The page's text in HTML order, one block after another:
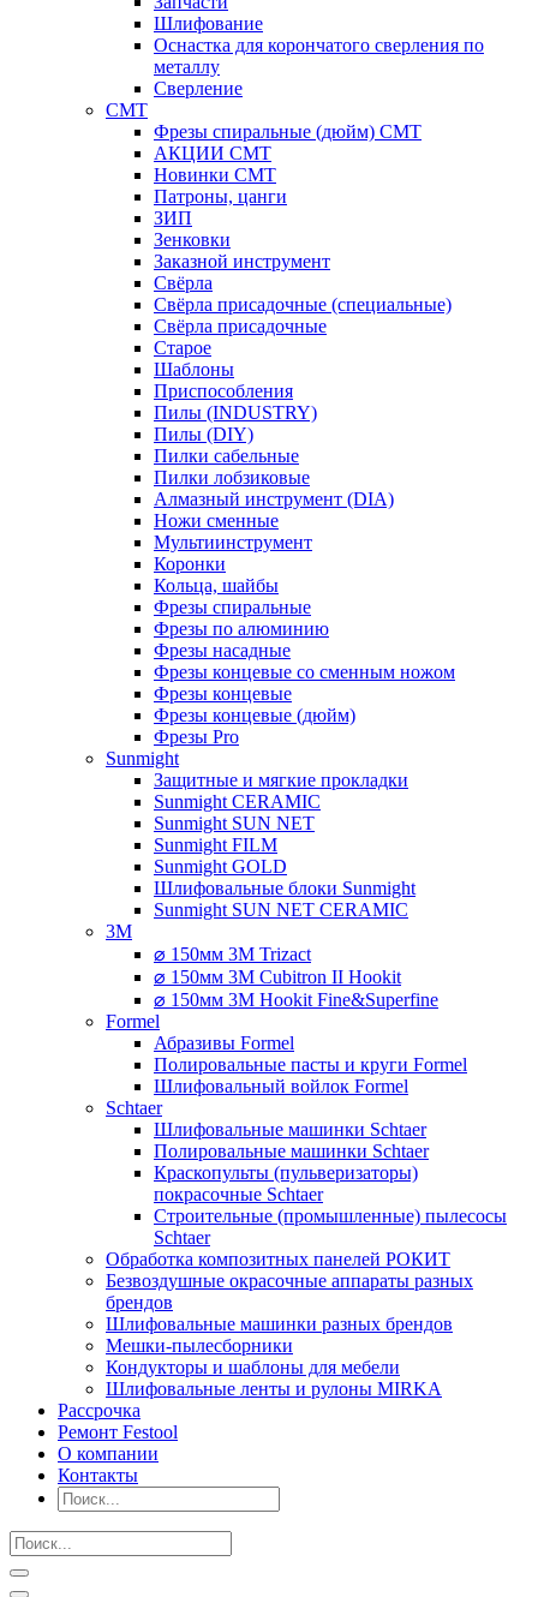
Шлифование
Оснастка для корончатого сверления по
металлу
Сверление
CMT
Фрезы спиральные (дюйм) СМТ
АКЦИИ СМТ
Новинки CMT
Патроны, цанги
ЗИП
Зенковки
Заказной инструмент
Свёрла
Свёрла присадочные (специальные)
Свёрла присадочные
Старое
Шаблоны
Приспособления
Пилы (INDUSTRY)
Пилы (DIY)
Пилки сабельные
Пилки лобзиковые
Алмазный инструмент (DIA)
Ножи сменные
Мультиинструмент
Коронки
Кольца, шайбы
Фрезы спиральные
Фрезы по алюминию
Фрезы насадные
Фрезы концевые со сменным ножом
Фрезы концевые
Фрезы концевые (дюйм)
Фрезы Pro
Sunmight
Защитные и мягкие прокладки
Sunmight CERAMIC
Sunmight SUN NET
Sunmight FILM
Sunmight GOLD
Шлифовальные блоки Sunmight
Sunmight SUN NET CERAMIC
3M
⌀ 150мм 3M Trizact
⌀ 150мм 3M Cubitron II Hookit
⌀ 150мм 3M Hookit Fine&Superfine
Formel
Абразивы Formel
Полировальные пасты и круги Formel
Шлифовальный войлок Formel
Schtaer
Шлифовальные машинки Schtaer
Полировальные машинки Schtaer
Краскопульты (пульверизаторы)
покрасочные Schtaer
Строительные (промышленные) пылесосы
Schtaer
Обработка композитных панелей РОКИТ
Безвоздушные окрасочные аппараты разных
брендов
Шлифовальные машинки разных брендов
Мешки-пылесборники
Кондукторы и шаблоны для мебели
Шлифовальные ленты и рулоны MIRKA
Рассрочка
Ремонт Festool
О компании
Контакты